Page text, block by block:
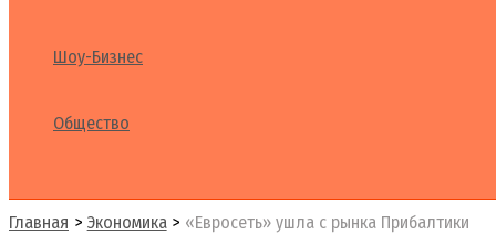
Шоу-Бизнес
Общество
Главная Экономика «Евросеть» ушла с рынка Прибалтики